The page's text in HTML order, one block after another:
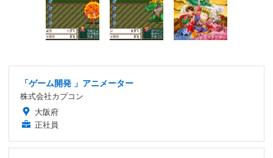
「ゲーム開発 」アニメーター
株式会社カプコン
大阪府
正社員